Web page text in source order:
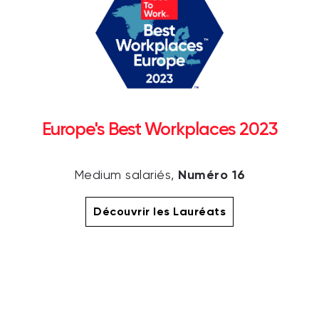
Europe's Best Workplaces 2023
Medium salariés, Numéro 16
Découvrir les Lauréats